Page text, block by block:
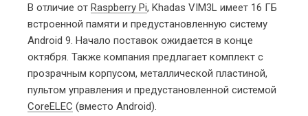
В отличие от Raspberry Pi, Khadas VIM3L имеет 16 ГБ
встроенной памяти и предустановленную систему
Android 9. Начало поставок ожидается в конце
октября. Также компания предлагает комплект с
прозрачным корпусом, металлической пластиной,
пультом управления и предустановленной системой
CoreELEC (вместо Android).